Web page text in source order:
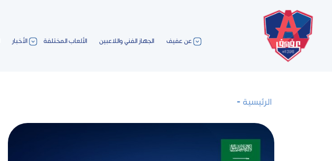
عن عفيف الجهاز الفني واللاعبين الألعاب المختلفة الأخبار
الرئيسية -